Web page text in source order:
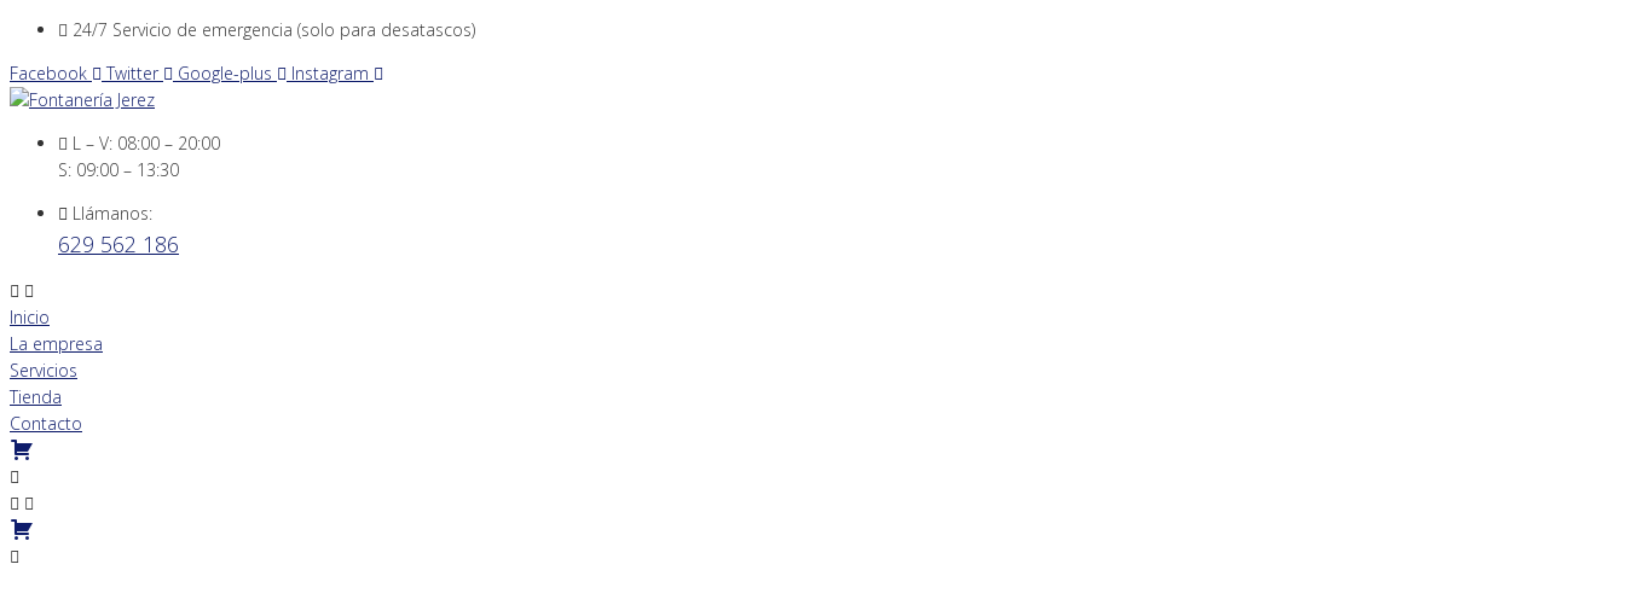
Skip
content
24/7 Servicio de emergencia (solo para desatascos)
Facebook
Twitter Google-plus Instagram
L – V: 08:00 – 20:00
S: 09:00 – 13:30
Llámanos:
629 562 186
Inicio
La empresa
Servicios
Tienda
Contacto